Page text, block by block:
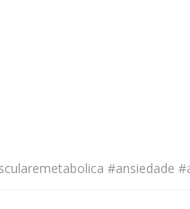
#ansiedade